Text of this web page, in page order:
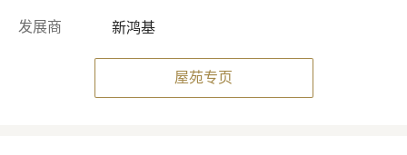
发展商 新鸿基
屋苑专页